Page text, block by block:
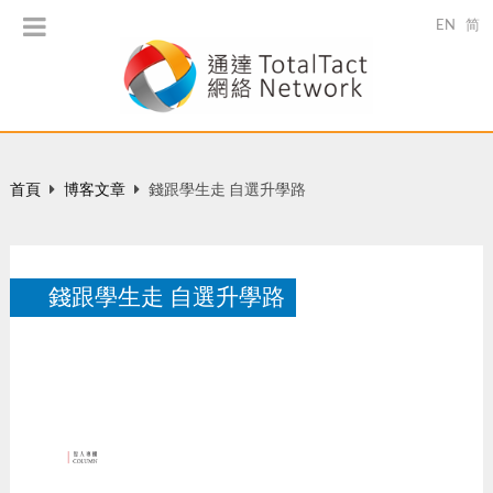
EN 简
首頁 博客文章 錢跟學生走 自選升學路
錢跟學生走 自選升學路